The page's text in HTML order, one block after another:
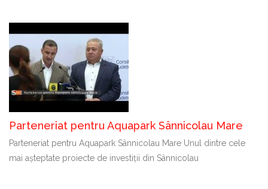
Parteneriat pentru Aquapark Sânnicolau Mare
Parteneriat pentru Aquapark Sânnicolau Mare Unul dintre cele
mai așteptate proiecte de investiții din Sânnicolau